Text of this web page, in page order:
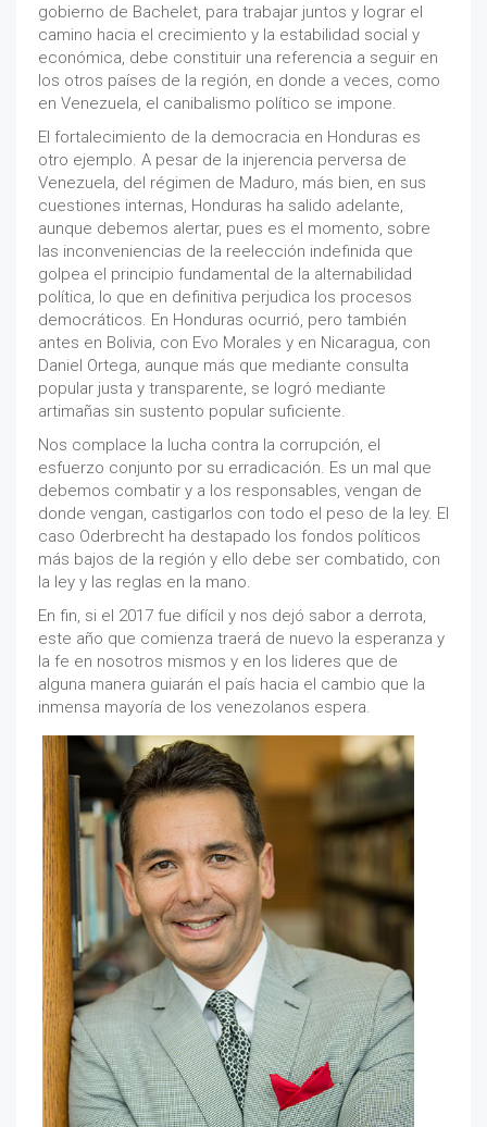
gobierno de Bachelet, para trabajar juntos y lograr el
camino hacia el crecimiento y la estabilidad social y
económica, debe constituir una referencia a seguir en
los otros países de la región, en donde a veces, como
en Venezuela, el canibalismo político se impone.
El fortalecimiento de la democracia en Honduras es
otro ejemplo. A pesar de la injerencia perversa de
Venezuela, del régimen de Maduro, más bien, en sus
cuestiones internas, Honduras ha salido adelante,
aunque debemos alertar, pues es el momento, sobre
las inconveniencias de la reelección indefinida que
golpea el principio fundamental de la alternabilidad
política, lo que en definitiva perjudica los procesos
democráticos. En Honduras ocurrió, pero también
antes en Bolivia, con Evo Morales y en Nicaragua, con
Daniel Ortega, aunque más que mediante consulta
popular justa y transparente, se logró mediante
artimañas sin sustento popular suficiente.
Nos complace la lucha contra la corrupción, el
esfuerzo conjunto por su erradicación. Es un mal que
debemos combatir y a los responsables, vengan de
donde vengan, castigarlos con todo el peso de la ley. El
caso Oderbrecht ha destapado los fondos políticos
más bajos de la región y ello debe ser combatido, con
la ley y las reglas en la mano.
En fin, si el 2017 fue difícil y nos dejó sabor a derrota,
este año que comienza traerá de nuevo la esperanza y
la fe en nosotros mismos y en los lideres que de
alguna manera guiarán el país hacia el cambio que la
inmensa mayoría de los venezolanos espera.